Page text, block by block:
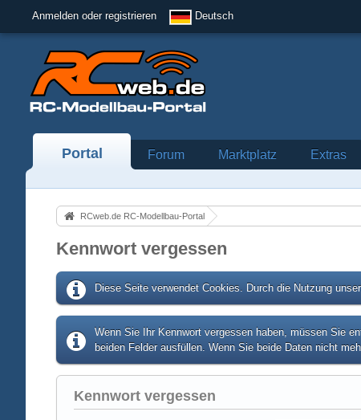
Anmelden oder registrieren Deutsch
Portal Forum Marktplatz Extras
RCweb.de RC-Modellbau-Portal
Kennwort vergessen
Diese Seite verwendet Cookies. Durch die Nutzung
Wenn Sie Ihr Kennwort vergessen haben, müssen Sie
beiden Felder ausfüllen. Wenn Sie beide Daten nicht
Kennwort vergessen